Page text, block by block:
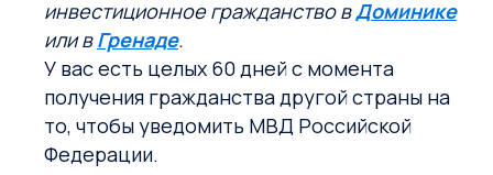
инвестиционное гражданство вДоминике
или вГренаде.
У вас есть целых 60 дней с момента
получения гражданства другой страны на
то, чтобы уведомить МВД Российской
Федерации.